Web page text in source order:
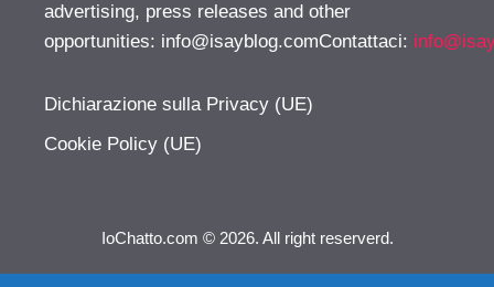
advertising, press releases and other
opportunities: info@isayblog.comContattaci:
Dichiarazione sulla Privacy (UE)
Cookie Policy (UE)
IoChatto.com © 2026. All right reserverd.